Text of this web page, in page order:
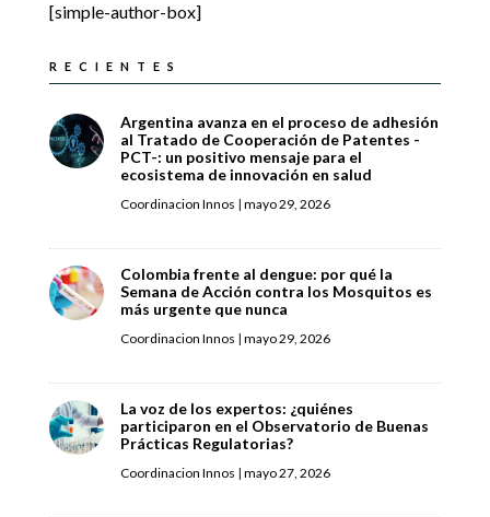
[simple-author-box]
RECIENTES
Argentina avanza en el proceso de adhesión
al Tratado de Cooperación de Patentes -
PCT-: un positivo mensaje para el
ecosistema de innovación en salud
Coordinacion Innos | mayo 29, 2026
Colombia frente al dengue: por qué la
Semana de Acción contra los Mosquitos es
más urgente que nunca
Coordinacion Innos | mayo 29, 2026
La voz de los expertos: ¿quiénes
participaron en el Observatorio de Buenas
Prácticas Regulatorias?
Coordinacion Innos | mayo 27, 2026